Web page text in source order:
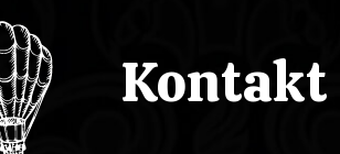
Kontakt